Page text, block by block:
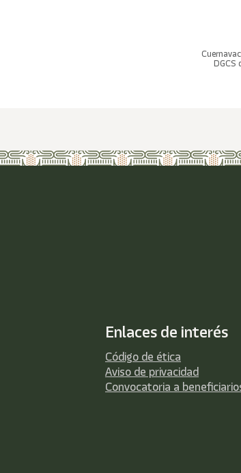
DGCS
Enlaces de interés
Código de ética
Aviso de privacidad
Convocatoria a